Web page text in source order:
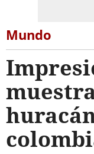
Mundo